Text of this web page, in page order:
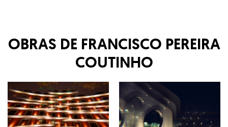
OBRAS DE FRANCISCO PEREIRA
COUTINHO